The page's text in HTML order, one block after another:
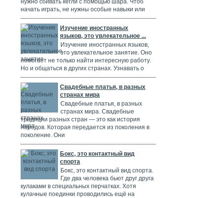
нужно сбивать кегли с помощью шара. Чтоб
начать играть, не нужны особые навыки или
Изучение иностранных
языков, это увлекательное ...
Изучение иностранных языков,
это увлекательное занятие. Оно
помогает не только найти интересную работу.
Но и общаться в других странах. Узнавать о
Свадебные платья, в разных
странах мира
Свадебные платья, в разных
странах мира. Свадебные
традиции разных стран — это как история
народов. Которая передается из поколения в
поколение. Они
Бокс, это контактный вид
спорта
Бокс, это контактный вид спорта.
Где два человека бьют друг друга
кулаками в специальных перчатках. Хотя
кулачные поединки проводились ещё на